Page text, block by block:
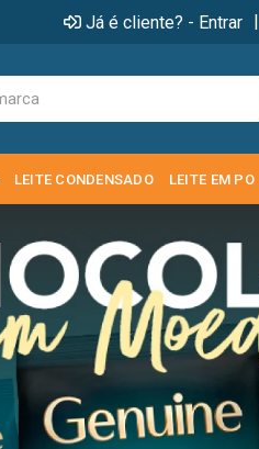
Já é cliente? - Entrar |
LEITE CONDENSADO LEITE EM PO